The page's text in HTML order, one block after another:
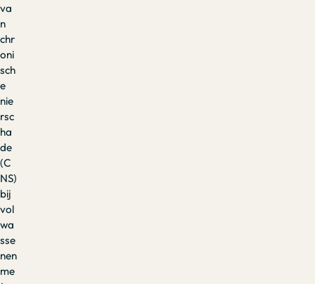
va
n
chr
oni
sch
e
nie
rsc
ha
de
(C
NS)
bij
vol
wa
sse
nen
me